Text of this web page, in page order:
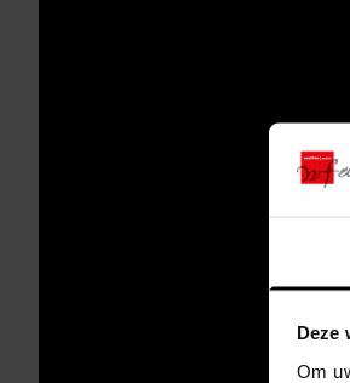
Deze
Om